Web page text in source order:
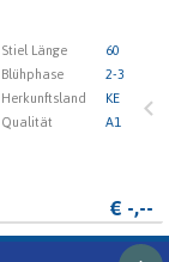
Stiel Länge
60
Blühphase
2-3
Herkunftsland
KE
Qualität A1
€ -,--
5